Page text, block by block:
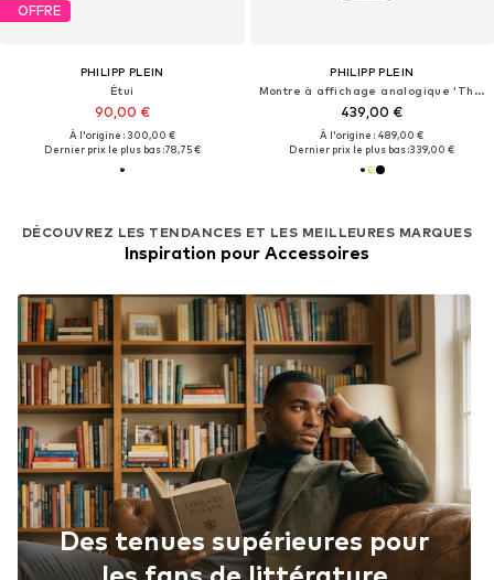
OFFRE
PHILIPP PLEIN
Étui
90,00 €
À l'origine : 300,00 €
Dernier prix le plus bas :78,75 €
PHILIPP PLEIN
Montre à affichage analogique 'The Hexagon Phantom'
439,00 €
À l'origine : 489,00 €
Dernier prix le plus bas :339,00 €
DÉCOUVREZ LES TENDANCES ET LES MEILLEURES MARQUES
Inspiration pour Accessoires
Des tenues supérieures pour